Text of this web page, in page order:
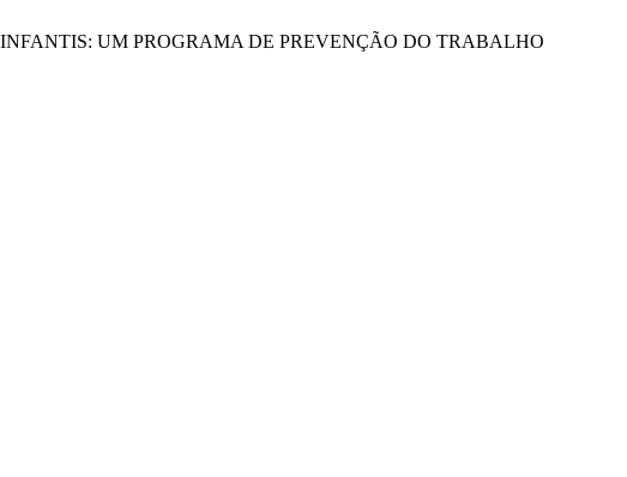
INFANTIS: UM PROGRAMA DE PREVENÇÃO DO TRABALHO